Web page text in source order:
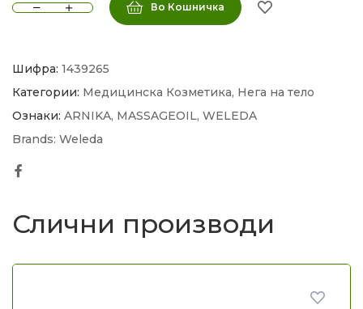
Во Кошничка
Шифра: 1439265
Категории: Медицинска Козметика, Нега на тело
Ознаки: ARNIKA, MASSAGEOIL, WELEDA
Brands: Weleda
Слични производи